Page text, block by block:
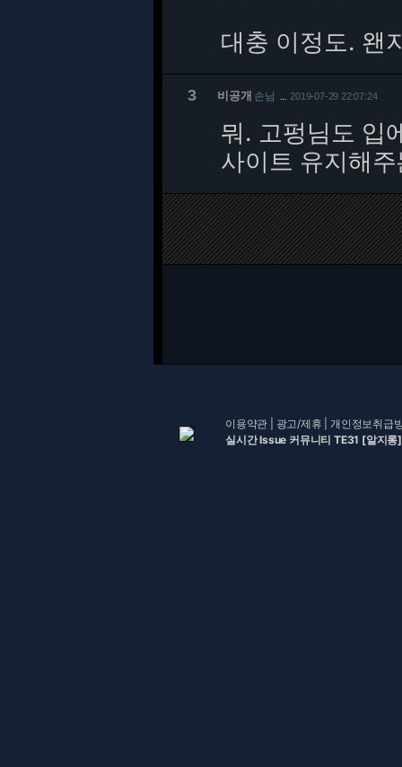
대충 이정도. 왠
3 비공개 손님 2019-07-29 22:07:24
뭐. 고펑님도 입
사이트 유지해
이용약관 광고/제휴 |개인정보취급
실시간 Issue 커뮤니티 TE31 [알지